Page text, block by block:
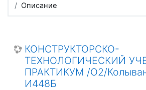
Описание
КОНСТРУКТОРСКО-
ТЕХНОЛОГИЧЕСКИЙ
ПРАКТИКУМ /О2/
И448Б